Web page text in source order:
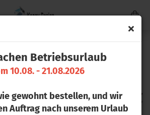
Betriebsurlaub
10.08. - 21.08.2026
gewohnt bestellen, und wir
Auftrag nach unserem Urlaub